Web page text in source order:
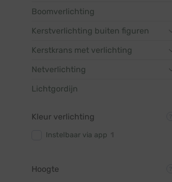
Boomverlichting
Kerstverlichting buiten figuren
Kerstkrans met verlichting
Netverlichting
Lichtgordijn
Kleur verlichting
Instelbaar via app
Hoogte